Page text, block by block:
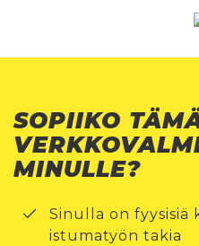
SOPIIKO
MINULLE?
Sinulla on fyysisiä
istumatyön takia